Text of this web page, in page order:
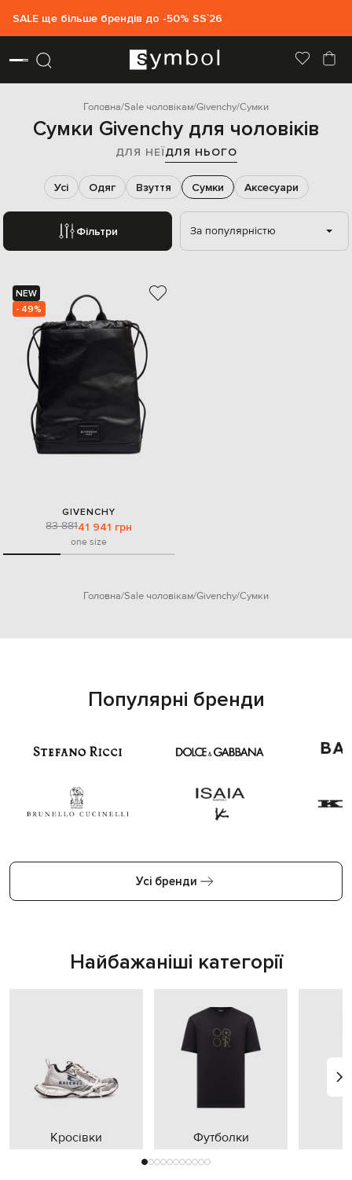
SALE ще більше брендів до -50% SS`26
Головна Sale чоловікам Givenchy Сумки
Сумки Givenchy для чоловіків
ДЛЯ НЕЇДЛЯ НЬОГО
Фільтри
Усі Одяг Взуття Сумки Аксесуари
За популярністю
NEW
- 49%
GIVENCHY
83 88141 941 грн
one size
Головна Sale чоловікам Givenchy Сумки
Популярні бренди
Усі бренди
Найбажаніші категорії
Кросівки Футболки